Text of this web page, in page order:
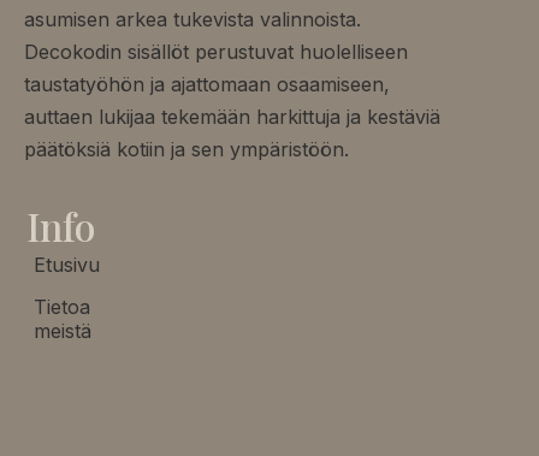
asumisen arkea tukevista valinnoista.
Decokodin sisällöt perustuvat huolelliseen
taustatyöhön ja ajattomaan osaamiseen,
auttaen lukijaa tekemään harkittuja ja kestäviä
päätöksiä kotiin ja sen ympäristöön.
Info
Etusivu
Tietoa
meistä